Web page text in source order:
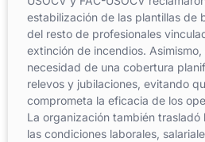
estabilización de las plantillas de
del resto de profesionales
extinción de incendios.
necesidad de una cobertura
relevos y jubilaciones, evitando
comprometa la eficacia de los
La organización también trasladó
las condiciones laborales,